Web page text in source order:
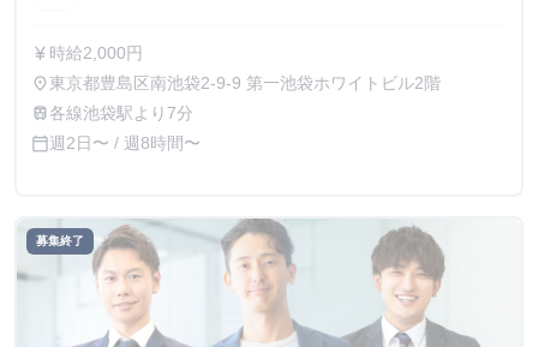
currency_yen 時給2,000円
place東京都豊島区南池袋2-9-9 第一池袋ホワイトビル2階
train 各線池袋駅より7分
calendar_today週2日〜 / 週8時間〜
募集終了